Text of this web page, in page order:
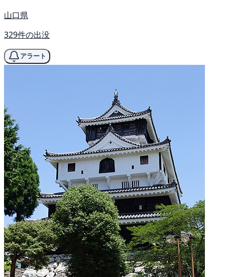
山口県
329件の出没
アラート